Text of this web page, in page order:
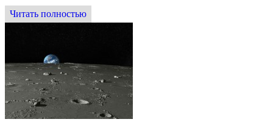
Читать полностью